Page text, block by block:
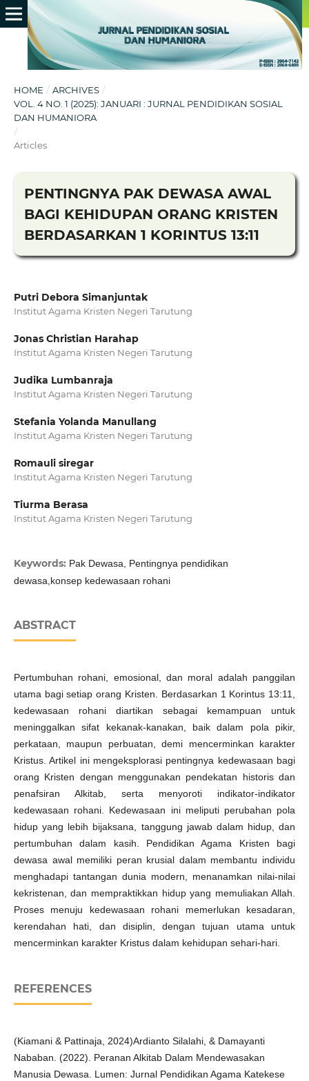
HOME / ARCHIVES /
VOL. 4 NO. 1 (2025): JANUARI : JURNAL PENDIDIKAN SOSIAL
DAN HUMANIORA
/
Articles
PENTINGNYA PAK DEWASA AWAL
BAGI KEHIDUPAN ORANG KRISTEN
BERDASARKAN 1 KORINTUS 13:11
Putri Debora Simanjuntak
Institut Agama Kristen Negeri Tarutung
Jonas Christian Harahap
Institut Agama Kristen Negeri Tarutung
Judika Lumbanraja
Institut Agama Kristen Negeri Tarutung
Stefania Yolanda Manullang
Institut Agama Kristen Negeri Tarutung
Romauli siregar
Institut Agama Kristen Negeri Tarutung
Tiurma Berasa
Institut Agama Kristen Negeri Tarutung
Keywords: Pak Dewasa, Pentingnya pendidikan
dewasa,konsep kedewasaan rohani
ABSTRACT
Pertumbuhan rohani, emosional, dan moral adalah panggilan
utama bagi setiap orang Kristen. Berdasarkan 1 Korintus 13:11,
kedewasaan rohani diartikan sebagai kemampuan untuk
meninggalkan sifat kekanak-kanakan, baik dalam pola pikir,
perkataan, maupun perbuatan, demi mencerminkan karakter
Kristus. Artikel ini mengeksplorasi pentingnya kedewasaan bagi
orang Kristen dengan menggunakan pendekatan historis dan
penafsiran Alkitab, serta menyoroti indikator-indikator
kedewasaan rohani. Kedewasaan ini meliputi perubahan pola
hidup yang lebih bijaksana, tanggung jawab dalam hidup, dan
pertumbuhan dalam kasih. Pendidikan Agama Kristen bagi
dewasa awal memiliki peran krusial dalam membantu individu
menghadapi tantangan dunia modern, menanamkan nilai-nilai
kekristenan, dan mempraktikkan hidup yang memuliakan Allah.
Proses menuju kedewasaan rohani memerlukan kesadaran,
kerendahan hati, dan disiplin, dengan tujuan utama untuk
mencerminkan karakter Kristus dalam kehidupan sehari-hari.
REFERENCES
(Kiamani & Pattinaja, 2024)Ardianto Silalahi, & Damayanti
Nababan. (2022). Peranan Alkitab Dalam Mendewasakan
Manusia Dewasa. Lumen: Jurnal Pendidikan Agama Katekese